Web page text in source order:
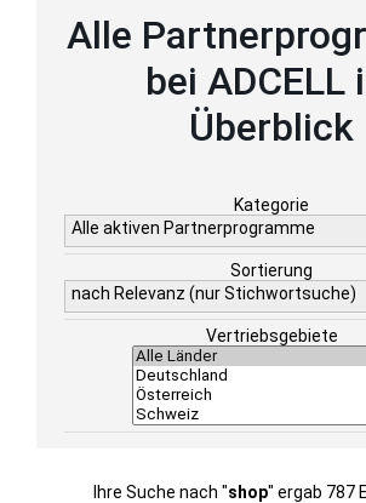
Alle
bei ADCELL
Überblick
Kategorie
Alle aktiven Partnerprogramme
Sortierung
nach Relevanz (nur Stichwortsuche)
Vertriebsgebiete
Ihre Suche nach "shop" ergab 787